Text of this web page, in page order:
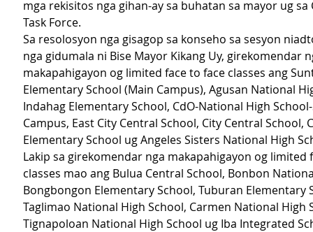
mga rekisitos nga gihan-ay sa buhatan sa mayor ug sa
Task Force.
Sa resolosyon nga gisagop sa konseho sa sesyon
nga gidumala ni Bise Mayor Kikang Uy, girekomendar
makapahigayon og limited face to face classes ang
Elementary School (Main Campus), Agusan National
Indahag Elementary School, CdO-National High
Campus, East City Central School, City Central School,
Elementary School ug Angeles Sisters National High
Lakip sa girekomendar nga makapahigayon og limited
classes mao ang Bulua Central School, Bonbon
Bongbongon Elementary School, Tuburan Elementary
Taglimao National High School, Carmen National High
Tignapoloan National High School ug Iba Integrated